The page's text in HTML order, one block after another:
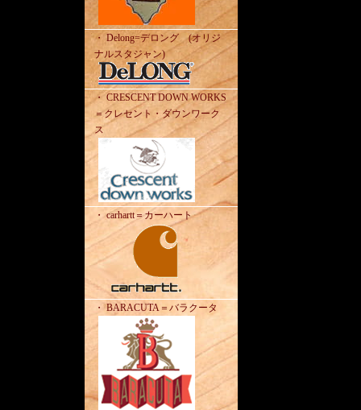
・ Delong=デロング (オリジ
ナルスタジャン)
・ CRESCENT DOWN WORKS
＝クレセント・ダウンワーク
ス
・ carhartt＝カーハート
・ BARACUTA＝バラクータ